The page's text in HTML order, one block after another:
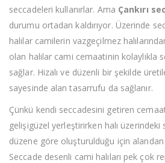
seccadeleri kullanırlar. Ama Çankırı
durumu ortadan kaldırıyor. Üzerinde
halılar camilerin vazgeçilmez
olan halılar cami cemaatinin kolaylıkla
sağlar. Hizalı ve düzenli bir şekilde
sayesinde alan tasarrufu da sağlanır.
Çünkü kendi seccadesini getiren
gelişigüzel yerleştirirken halı
düzene göre oluşturulduğu için
Seccade desenli cami halıları pek çok